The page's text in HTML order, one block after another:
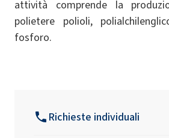
attività comprende la
polietere polioli,
fosforo.
Richieste individuali